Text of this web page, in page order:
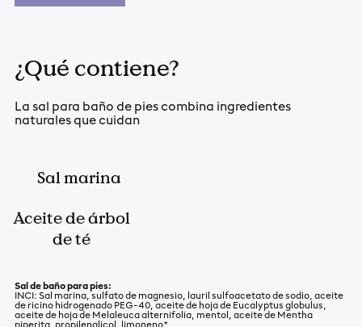
¿Qué contiene?
La sal para baño de pies combina ingredientes
naturales que cuidan
Sal marina
Aceite de árbol
de té
Sal de baño para pies:
INCI: Sal marina, sulfato de magnesio, lauril sulfoacetato de sodio, aceite
de ricino hidrogenado PEG-40, aceite de hoja de Eucalyptus globulus,
aceite de hoja de Melaleuca alternifolia, mentol, aceite de Mentha